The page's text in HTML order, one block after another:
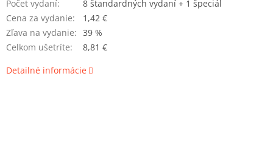
Počet vydaní:
8 štandardných vydaní + 1 špeciál
Cena za vydanie:
1,42 €
Zľava na vydanie: 39 %
Celkom ušetríte:
8,81 €
Detailné informácie